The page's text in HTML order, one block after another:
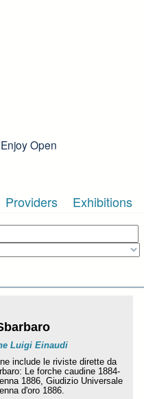
Open
Providers Exhibitions
Luigi Einaudi
include le riviste dirette da
Le forche caudine 1884-
1886, Giudizio Universale
d'oro 1886.